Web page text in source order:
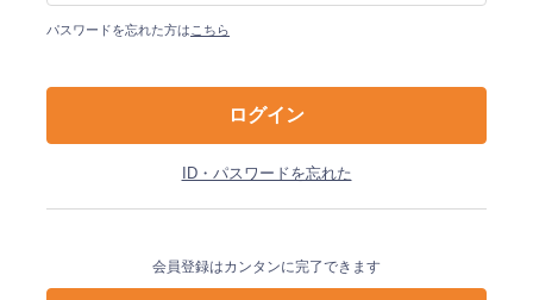
パスワードを忘れた方は こちら
ID・パスワードを忘れた
会員登録はカンタンに完了できます